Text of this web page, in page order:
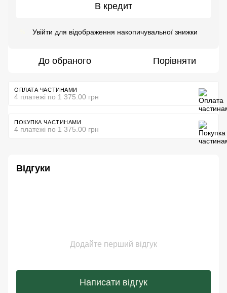
В кредит
Увійти для відображення накопичувальної знижки
До обраного Порівняти
ОПЛАТА ЧАСТИНАМИ
4 платежі по 1 375.00 грн
ПОКУПКА ЧАСТИНАМИ
4 платежі по 1 375.00 грн
Відгуки
Додайте перший відгук
Написати відгук